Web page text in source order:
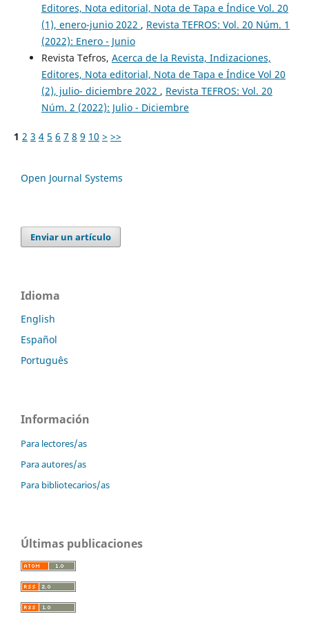
Editores, Nota editorial, Nota de Tapa e Índice Vol. 20
(1), enero-junio 2022 , Revista TEFROS: Vol. 20 Núm. 1
(2022): Enero - Junio
Revista Tefros, Acerca de la Revista, Indizaciones,
Editores, Nota editorial, Nota de Tapa e Índice Vol 20
(2), julio- diciembre 2022 , Revista TEFROS: Vol. 20
Núm. 2 (2022): Julio - Diciembre
1 2 3 4 5 6 7 8 9 10 > >>
Open Journal Systems
Enviar un artículo
Idioma
English
Español
Português
Información
Para lectores/as
Para autores/as
Para bibliotecarios/as
Últimas publicaciones